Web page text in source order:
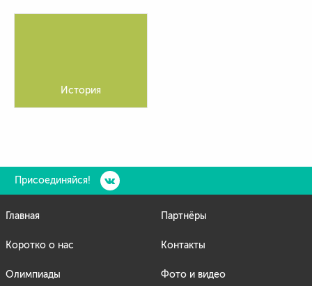
История
Присоединяйся!
Главная
Коротко о нас
Олимпиады
Партнёры
Контакты
Фото и видео